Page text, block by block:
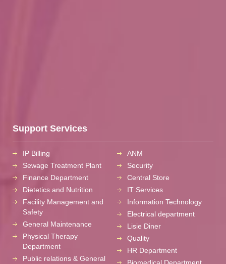
Support Services
IP Billing
Sewage Treatment Plant
Finance Department
Dietetics and Nutrition
Facility Management and
Safety
General Maintenance
Physical Therapy
Department
Public relations & General
ANM
Security
Central Store
IT Services
Information Technology
Electrical department
Lisie Diner
Quality
HR Department
Biomedical Department